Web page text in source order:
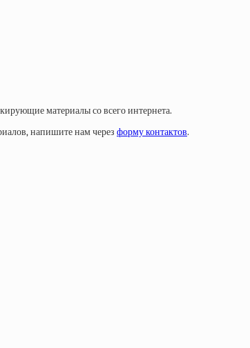
материалы со всего интернета.
напишите нам через форму контактов.